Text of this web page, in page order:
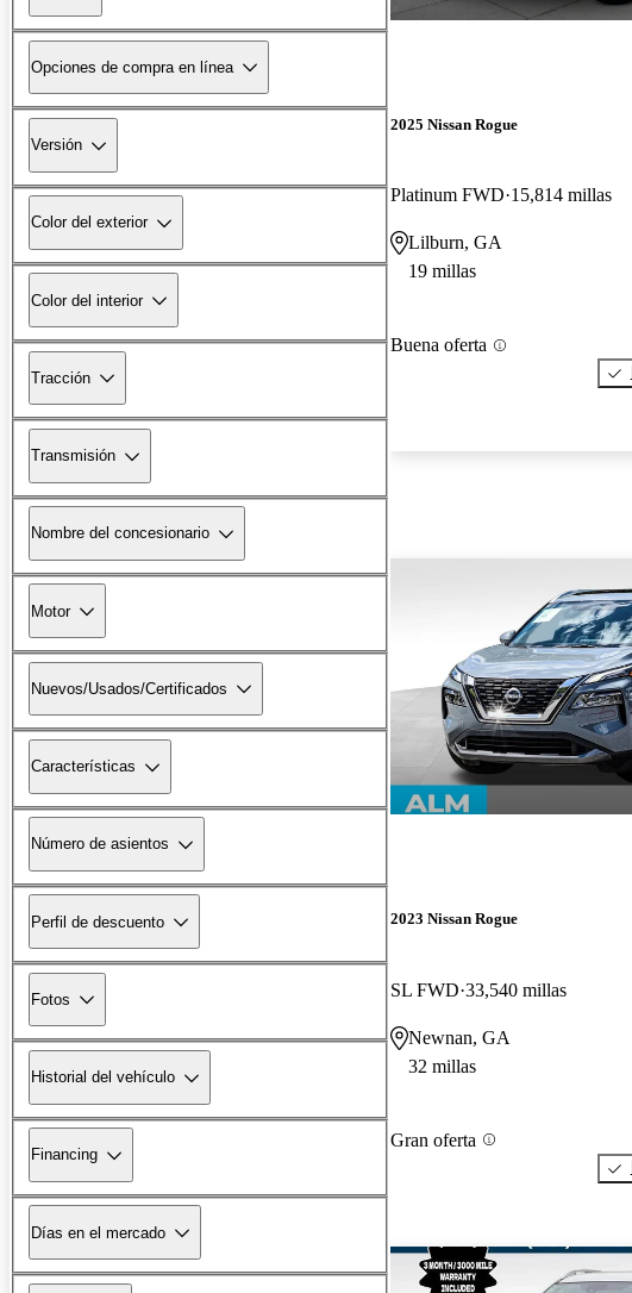
Opciones de compra en línea
Versión
Color del exterior
Color del interior
Tracción
Transmisión
Nombre del concesionario
Motor
Nuevos/Usados/Certificados
Características
Número de asientos
Perfil de descuento
Fotos
Historial del vehículo
Financing
Días en el mercado
2025 Nissan Rogue
Platinum FWD 15,814 millas
Lilburn, GA
19 millas
Buena oferta
2023 Nissan Rogue
SL FWD 33,540 millas
Newnan, GA
32 millas
Gran oferta